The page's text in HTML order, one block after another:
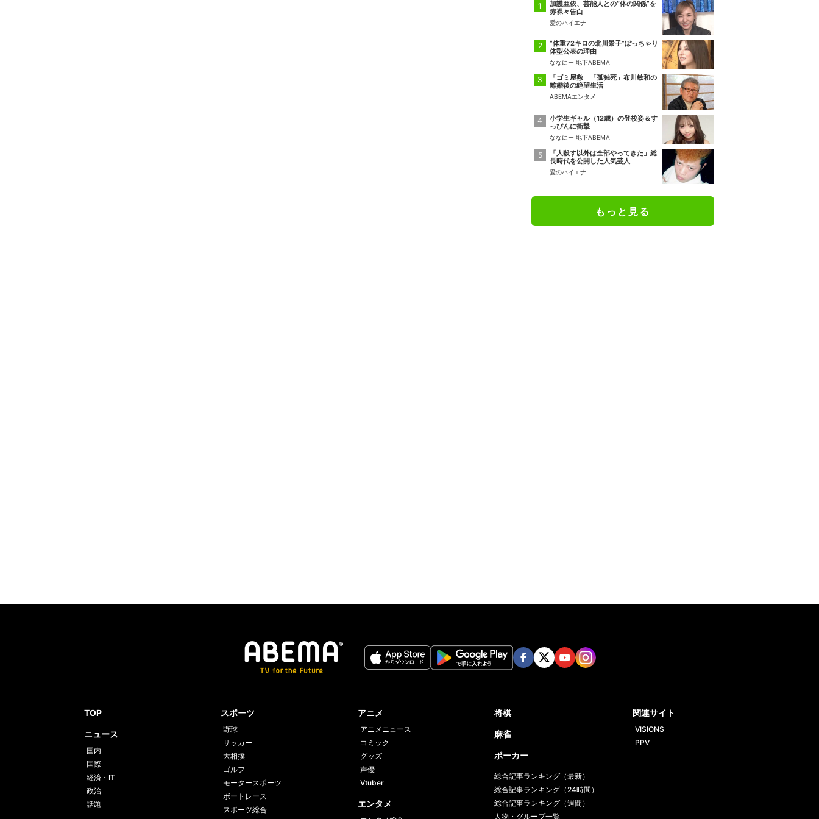
加護亜依、芸能人との“体の関係”を
赤裸々告白
愛のハイエナ
“体重72キロの北川景子”ぽっちゃり
体型公表の理由
ななにー 地下ABEMA
「ゴミ屋敷」「孤独死」布川敏和の
離婚後の絶望生活
ABEMAエンタメ
小学生ギャル（12歳）の登校姿＆す
っぴんに衝撃
ななにー 地下ABEMA
「人殺す以外は全部やってきた」総
長時代を公開した人気芸人
愛のハイエナ
もっと見る
TOP
ニュース
国内
国際
経済・IT
政治
話題
スポーツ
野球
サッカー
大相撲
ゴルフ
モータースポーツ
ボートレース
スポーツ総合
アニメ
アニメニュース
コミック
グッズ
声優
Vtuber
エンタメ
将棋
麻雀
ポーカー
総合記事ランキング（最新）
総合記事ランキング（24時間）
総合記事ランキング（週間）
人物・グループ一覧
関連サイト
VISIONS
PPV